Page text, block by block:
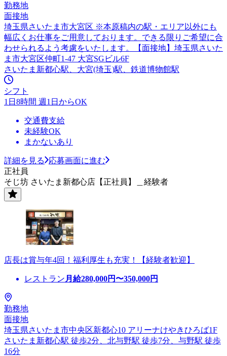
勤務地
面接地
埼玉県さいたま市大宮区 ※本原稿内の駅・エリア以外にも
幅広くお仕事をご用意しております。できる限りご希望に合
わせられるよう考慮をいたします。【面接地】埼玉県さいた
ま市大宮区仲町1-47 大宮SGビル6F
さいたま新都心駅、大宮(埼玉)駅、鉄道博物館駅
シフト
1日8時間 週1日からOK
交通費支給
未経験OK
まかないあり
詳細を見る
応募画面に進む
正社員
そじ坊 さいたま新都心店【正社員】＿経験者
店長は賞与年4回！福利厚生も充実！【経験者歓迎】
レストラン 月給280,000円〜350,000円
勤務地
面接地
埼玉県さいたま市中央区新都心10 アリーナけやきひろば1F
さいたま新都心駅 徒歩2分、北与野駅 徒歩7分、与野駅 徒歩
16分